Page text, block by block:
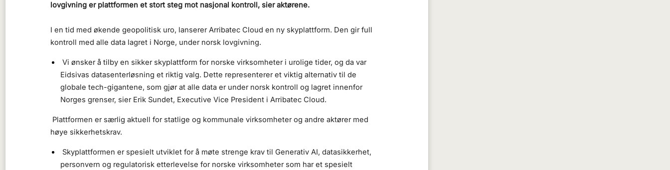
lovgivning er plattformen et stort steg mot nasjonal kontroll, sier aktørene.
I en tid med økende geopolitisk uro, lanserer Arribatec Cloud en ny skyplattform. Den gir full
kontroll med alle data lagret i Norge, under norsk lovgivning.
Vi ønsker å tilby en sikker skyplattform for norske virksomheter i urolige tider, og da var
Eidsivas datasenterløsning et riktig valg. Dette representerer et viktig alternativ til de
globale tech-gigantene, som gjør at alle data er under norsk kontroll og lagret innenfor
Norges grenser, sier Erik Sundet, Executive Vice President i Arribatec Cloud.
Plattformen er særlig aktuell for statlige og kommunale virksomheter og andre aktører med
høye sikkerhetskrav.
Skyplattformen er spesielt utviklet for å møte strenge krav til Generativ AI, datasikkerhet,
personvern og regulatorisk etterlevelse for norske virksomheter som har et spesielt